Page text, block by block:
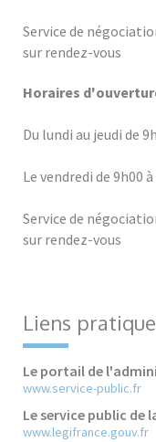
Service de
sur rendez-vous
Horaires
Du lundi au jeudi de
Le vendredi de 9h00
Service de
sur rendez-vous
Liens
Le portail de
www.service-public.fr
Le service public de
www.legifrance.gouv.fr